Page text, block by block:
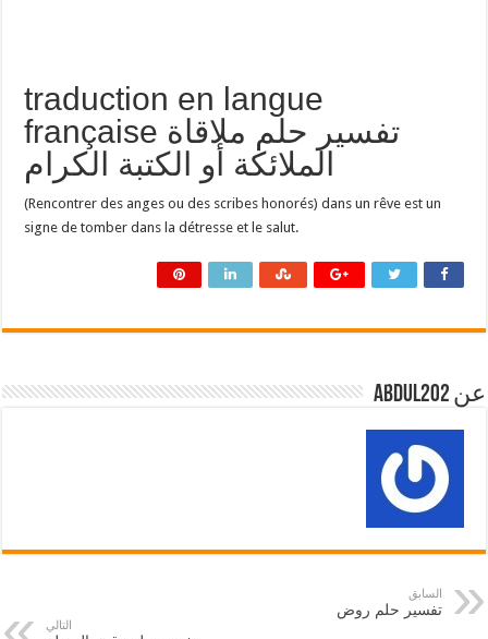
traduction en langue
française تفسير حلم ملاقاة
الملائكة أو الكتبة الكرام
(Rencontrer des anges ou des scribes honorés) dans un rêve est un
signe de tomber dans la détresse et le salut.
عن abdul202
السابق
تفسير حلم روض
التالي